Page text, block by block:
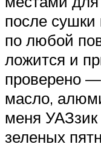
после
по любой
ложится и
проверено —
масло,
меня УАЗзик
зеленых